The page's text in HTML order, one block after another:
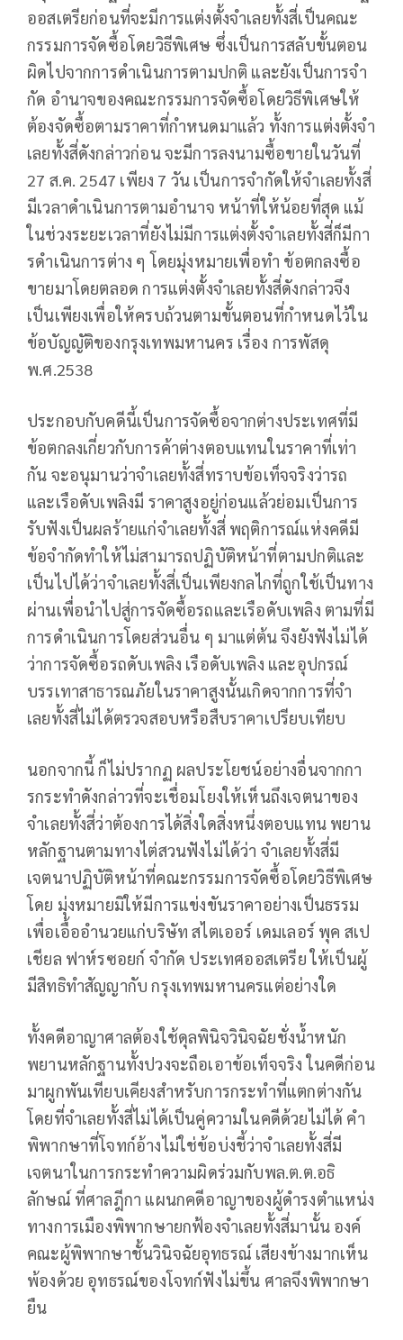
ออสเตรียก่อนที่จะมีการแต่งตั้งจําเลยทั้งสี่เป็นคณะ
กรรมการจัดซื้อโดยวิธีพิเศษ ซึ่งเป็นการสลับขั้นตอน
ผิดไปจากการดําเนินการตามปกติ และยังเป็นการจํา
กัด อํานาจของคณะกรรมการจัดซื้อโดยวิธีพิเศษให้
ต้องจัดซื้อตามราคาที่กําหนดมาแล้ว ทั้งการแต่งตั้งจํา
เลยทั้งสี่ดังกล่าวก่อน จะมีการลงนามซื้อขายในวันที่
27 ส.ค. 2547 เพียง 7 วัน เป็นการจํากัดให้จําเลยทั้งสี่
มีเวลาดําเนินการตามอํานาจ หน้าที่ให้น้อยที่สุด แม้
ในช่วงระยะเวลาที่ยังไม่มีการแต่งตั้งจําเลยทั้งสี่ก็มีกา
รดําเนินการต่าง ๆ โดยมุ่งหมายเพื่อทํา ข้อตกลงซื้อ
ขายมาโดยตลอด การแต่งตั้งจําเลยทั้งสี่ดังกล่าวจึง
เป็นเพียงเพื่อให้ครบถ้วนตามขั้นตอนที่กําหนดไว้ใน
ข้อบัญญัติของกรุงเทพมหานคร เรื่อง การพัสดุ
พ.ศ.2538
ประกอบกับคดีนี้เป็นการจัดซื้อจากต่างประเทศที่มี
ข้อตกลงเกี่ยวกับการค้าต่างตอบแทนในราคาที่เท่า
กัน จะอนุมานว่าจําเลยทั้งสี่ทราบข้อเท็จจริงว่ารถ
และเรือดับเพลิงมี ราคาสูงอยู่ก่อนแล้วย่อมเป็นการ
รับฟังเป็นผลร้ายแก่จําเลยทั้งสี่ พฤติการณ์แห่งคดีมี
ข้อจํากัดทําให้ไม่สามารถปฏิบัติหน้าที่ตามปกติและ
เป็นไปได้ว่าจําเลยทั้งสี่เป็นเพียงกลไกที่ถูกใช้เป็นทาง
ผ่านเพื่อนําไปสู่การจัดซื้อรถและเรือดับเพลิง ตามที่มี
การดําเนินการโดยส่วนอื่น ๆ มาแต่ต้น จึงยังฟังไม่ได้
ว่าการจัดซื้อรถดับเพลิง เรือดับเพลิง และอุปกรณ์
บรรเทาสาธารณภัยในราคาสูงนั้นเกิดจากการที่จํา
เลยทั้งสี่ไม่ได้ตรวจสอบหรือสืบราคาเปรียบเทียบ
นอกจากนี้ ก็ไม่ปรากฏ ผลประโยชน์อย่างอื่นจากกา
รกระทําดังกล่าวที่จะเชื่อมโยงให้เห็นถึงเจตนาของ
จําเลยทั้งสี่ว่าต้องการได้สิ่งใดสิ่งหนึ่งตอบแทน พยาน
หลักฐานตามทางไต่สวนฟังไม่ได้ว่า จําเลยทั้งสี่มี
เจตนาปฏิบัติหน้าที่คณะกรรมการจัดซื้อโดยวิธีพิเศษ
โดย มุ่งหมายมิให้มีการแข่งขันราคาอย่างเป็นธรรม
เพื่อเอื้ออํานวยแก่บริษัท สไตเออร์ เดมเลอร์ พุค สเป
เชียล ฟาห์รซอยก์ จํากัด ประเทศออสเตรีย ให้เป็นผู้
มีสิทธิทําสัญญากับ กรุงเทพมหานครแต่อย่างใด
ทั้งคดีอาญาศาลต้องใช้ดุลพินิจวินิจฉัยชั่งน้ําหนัก
พยานหลักฐานทั้งปวงจะถือเอาข้อเท็จจริง ในคดีก่อน
มาผูกพันเทียบเคียงสําหรับการกระทําที่แตกต่างกัน
โดยที่จําเลยทั้งสี่ไม่ได้เป็นคู่ความในคดีด้วยไม่ได้ คํา
พิพากษาที่โจทก์อ้างไม่ใช่ข้อบ่งชี้ว่าจําเลยทั้งสี่มี
เจตนาในการกระทําความผิดร่วมกับพล.ต.ต.อธิ
ลักษณ์ ที่ศาลฎีกา แผนกคดีอาญาของผู้ดํารงตําแหน่ง
ทางการเมืองพิพากษายกฟ้องจําเลยทั้งสี่มานั้น องค์
คณะผู้พิพากษาชั้นวินิจฉัยอุทธรณ์ เสียงข้างมากเห็น
พ้องด้วย อุทธรณ์ของโจทก์ฟังไม่ขึ้น ศาลจึงพิพากษา
ยืน